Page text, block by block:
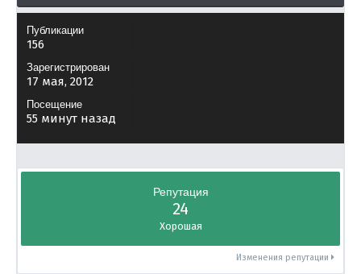
Публикации
156
Зарегистрирован
17 мая, 2012
Посещение
55 минут назад
Репутация
24
Хорошая
Изменения репутации